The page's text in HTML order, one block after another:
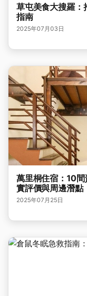
草屯美食大搜羅：
指南
2025年07月03日
萬里桐住宿：10
實評價與周邊潛點
2025年07月25日